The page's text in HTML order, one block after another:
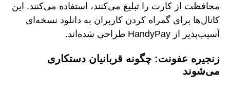
محافظت از کارت را تبلیغ می‌کنند، استفاده می‌کنند. این
کانال‌ها برای گمراه کردن کاربران به دانلود نسخه‌ای
آسیب‌پذیر از HandyPay طراحی شده‌اند.
زنجیره عفونت: چگونه قربانیان دستکاری
می‌شوند